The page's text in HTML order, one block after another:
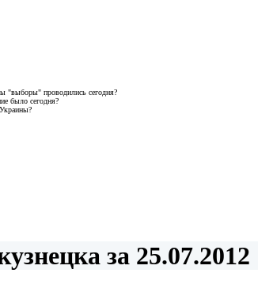
"выборы" проводились сегодня?
было сегодня?
за 25.07.2012